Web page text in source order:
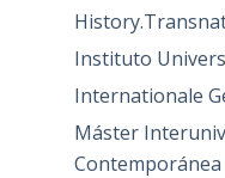
Instituto
Internationale
Máster
Contemporánea